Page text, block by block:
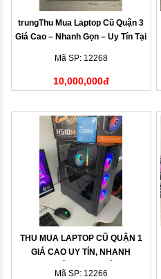
trungThu Mua Laptop Cũ Quận 3
Giá Cao – Nhanh Gọn – Uy Tín Tại
Mã SP: 12268
10,000,000đ
THU MUA LAPTOP CŨ QUẬN 1
GIÁ CAO UY TÍN, NHANH
Mã SP: 12266